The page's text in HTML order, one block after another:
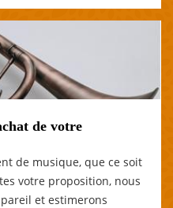
de votre
de musique, que ce soit
votre proposition, nous
et estimerons